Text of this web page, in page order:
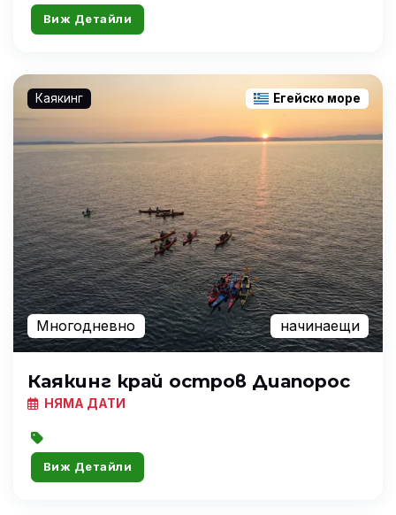
Виж Детайли
Каякинг Егейско море
Многодневно начинаещи
Каякинг край остров Диапорос
НЯМА ДАТИ
Виж Детайли